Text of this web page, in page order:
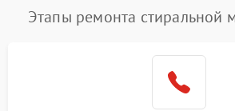
Замена платы управления
Этапы ремонта стиральной